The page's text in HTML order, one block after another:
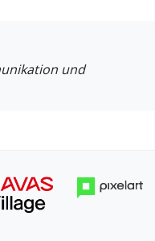
und